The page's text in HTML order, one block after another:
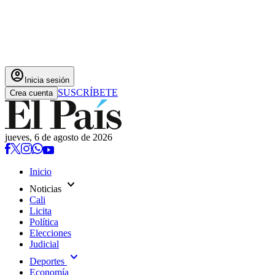
account_circle Inicia sesión
Crea cuenta SUSCRÍBETE
jueves, 6 de agosto de 2026
Inicio
Noticias expand_more
Cali
Licita
Política
Elecciones
Judicial
Deportes expand_more
Economía